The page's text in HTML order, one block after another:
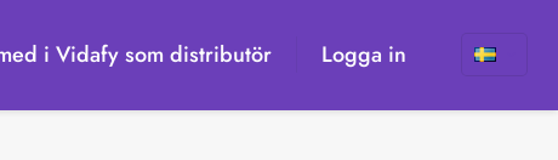
i Vidafy som distributör Logga in